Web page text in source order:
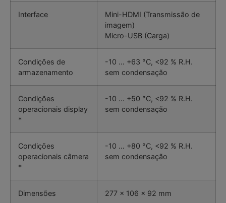
Interface
Mini-HDMI (Transmissão de
imagem)
Micro-USB (Carga)
Condições de
armazenamento
-10 … +63 °C, <92 % R.H.
sem condensação
Condições
operacionais display
*
-10 … +50 °C, <92 % R.H.
sem condensação
Condições
operacionais câmera
*
-10 … +80 °C, <92 % R.H.
sem condensação
Dimensões 277 x 106 x 92 mm